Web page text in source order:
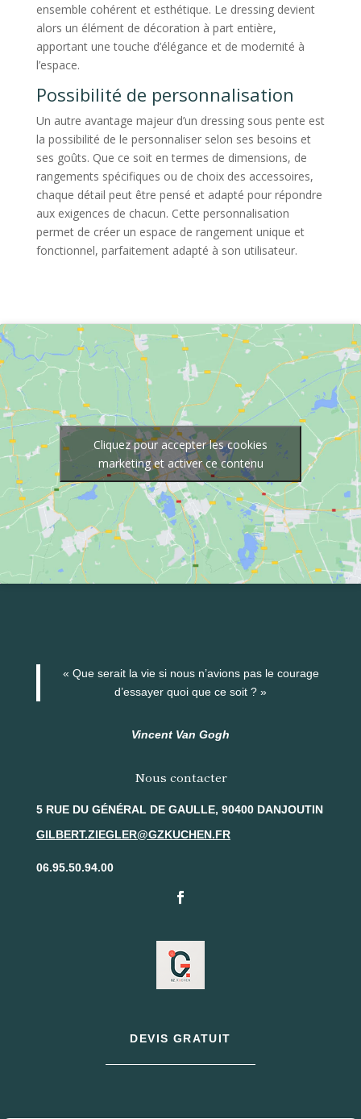
ensemble cohérent et esthétique. Le dressing devient
alors un élément de décoration à part entière,
apportant une touche d’élégance et de modernité à
l’espace.
Possibilité de personnalisation
Un autre avantage majeur d’un dressing sous pente est
la possibilité de le personnaliser selon ses besoins et
ses goûts. Que ce soit en termes de dimensions, de
rangements spécifiques ou de choix des accessoires,
chaque détail peut être pensé et adapté pour répondre
aux exigences de chacun. Cette personnalisation
permet de créer un espace de rangement unique et
fonctionnel, parfaitement adapté à son utilisateur.
Cliquez pour accepter les cookies
marketing et activer ce contenu
« Que serait la vie si nous n’avions pas le courage
d’essayer quoi que ce soit ? »
Vincent Van Gogh
Nous contacter
5 RUE DU GÉNÉRAL DE GAULLE, 90400 DANJOUTIN
GILBERT.ZIEGLER@GZKUCHEN.FR
06.95.50.94.00
DEVIS GRATUIT